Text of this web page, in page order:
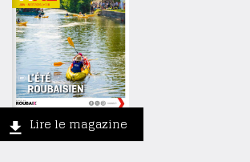
Lire le magazine